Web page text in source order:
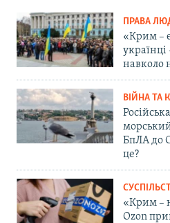
ПРАВА
«Крим –
українці
навколо
ВІЙНА ТА
БпЛА до
це?
«Крим –
Ozon